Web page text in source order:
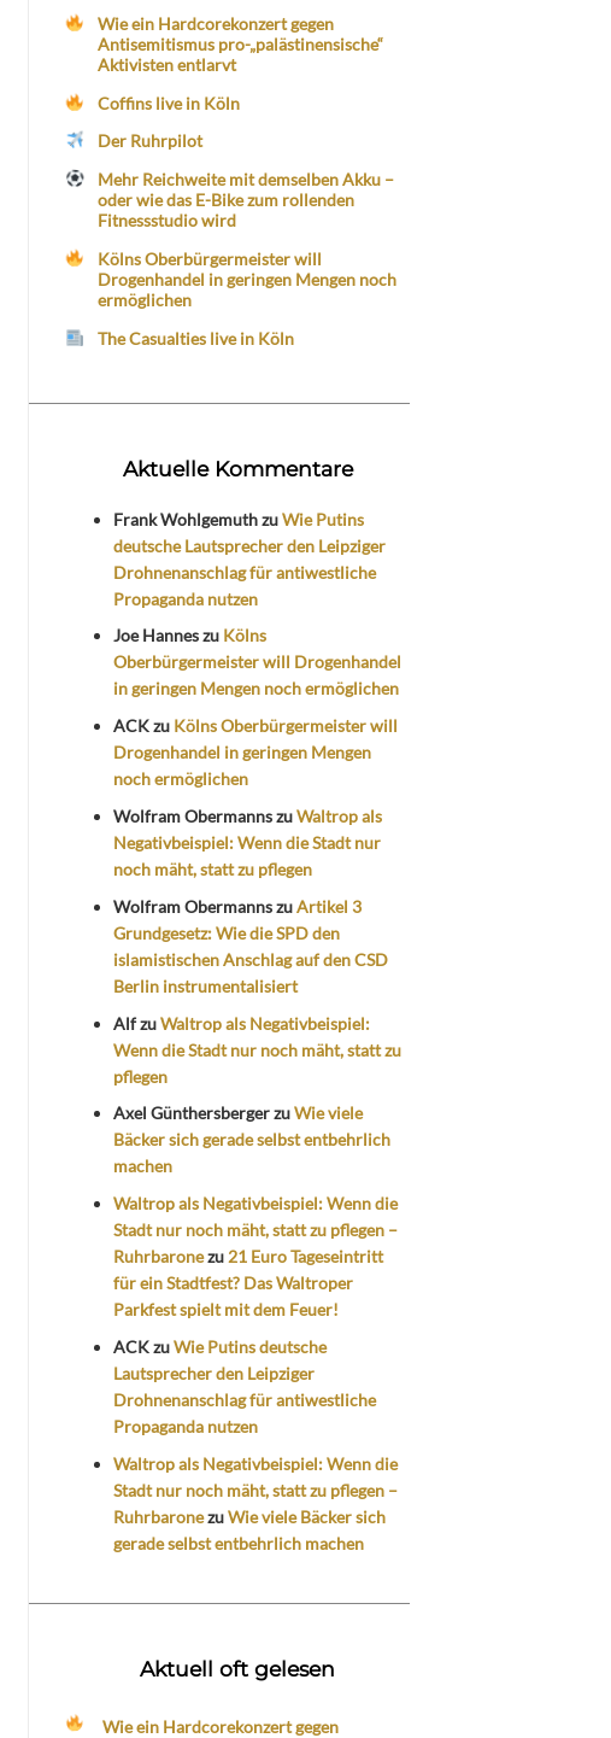
Wie ein Hardcorekonzert gegen
Antisemitismus pro-„palästinensische“
Aktivisten entlarvt
Coffins live in Köln
Der Ruhrpilot
Mehr Reichweite mit demselben Akku –
oder wie das E-Bike zum rollenden
Fitnessstudio wird
Kölns Oberbürgermeister will
Drogenhandel in geringen Mengen noch
ermöglichen
The Casualties live in Köln
Aktuelle Kommentare
Frank WohlgemuthzuWie Putins
deutsche Lautsprecher den Leipziger
Drohnenanschlag für antiwestliche
Propaganda nutzen
Joe Hanneszu Kölns
Oberbürgermeister will Drogenhandel
in geringen Mengen noch ermöglichen
ACKzu Kölns Oberbürgermeister will
Drogenhandel in geringen Mengen
noch ermöglichen
Wolfram ObermannszuWaltrop als
Negativbeispiel: Wenn die Stadt nur
noch mäht, statt zu pflegen
Wolfram ObermannszuArtikel 3
Grundgesetz: Wie die SPD den
islamistischen Anschlag auf den CSD
Berlin instrumentalisiert
AlfzuWaltrop als Negativbeispiel:
Wenn die Stadt nur noch mäht, statt zu
pflegen
Axel GünthersbergerzuWie viele
Bäcker sich gerade selbst entbehrlich
machen
Waltrop als Negativbeispiel: Wenn die
Stadt nur noch mäht, statt zu pflegen –
Ruhrbaronezu 21 Euro Tageseintritt
für ein Stadtfest? Das Waltroper
Parkfest spielt mit dem Feuer!
ACKzuWie Putins deutsche
Lautsprecher den Leipziger
Drohnenanschlag für antiwestliche
Propaganda nutzen
Waltrop als Negativbeispiel: Wenn die
Stadt nur noch mäht, statt zu pflegen –
RuhrbaronezuWie viele Bäcker sich
gerade selbst entbehrlich machen
Aktuell oft gelesen
Wie ein Hardcorekonzert gegen